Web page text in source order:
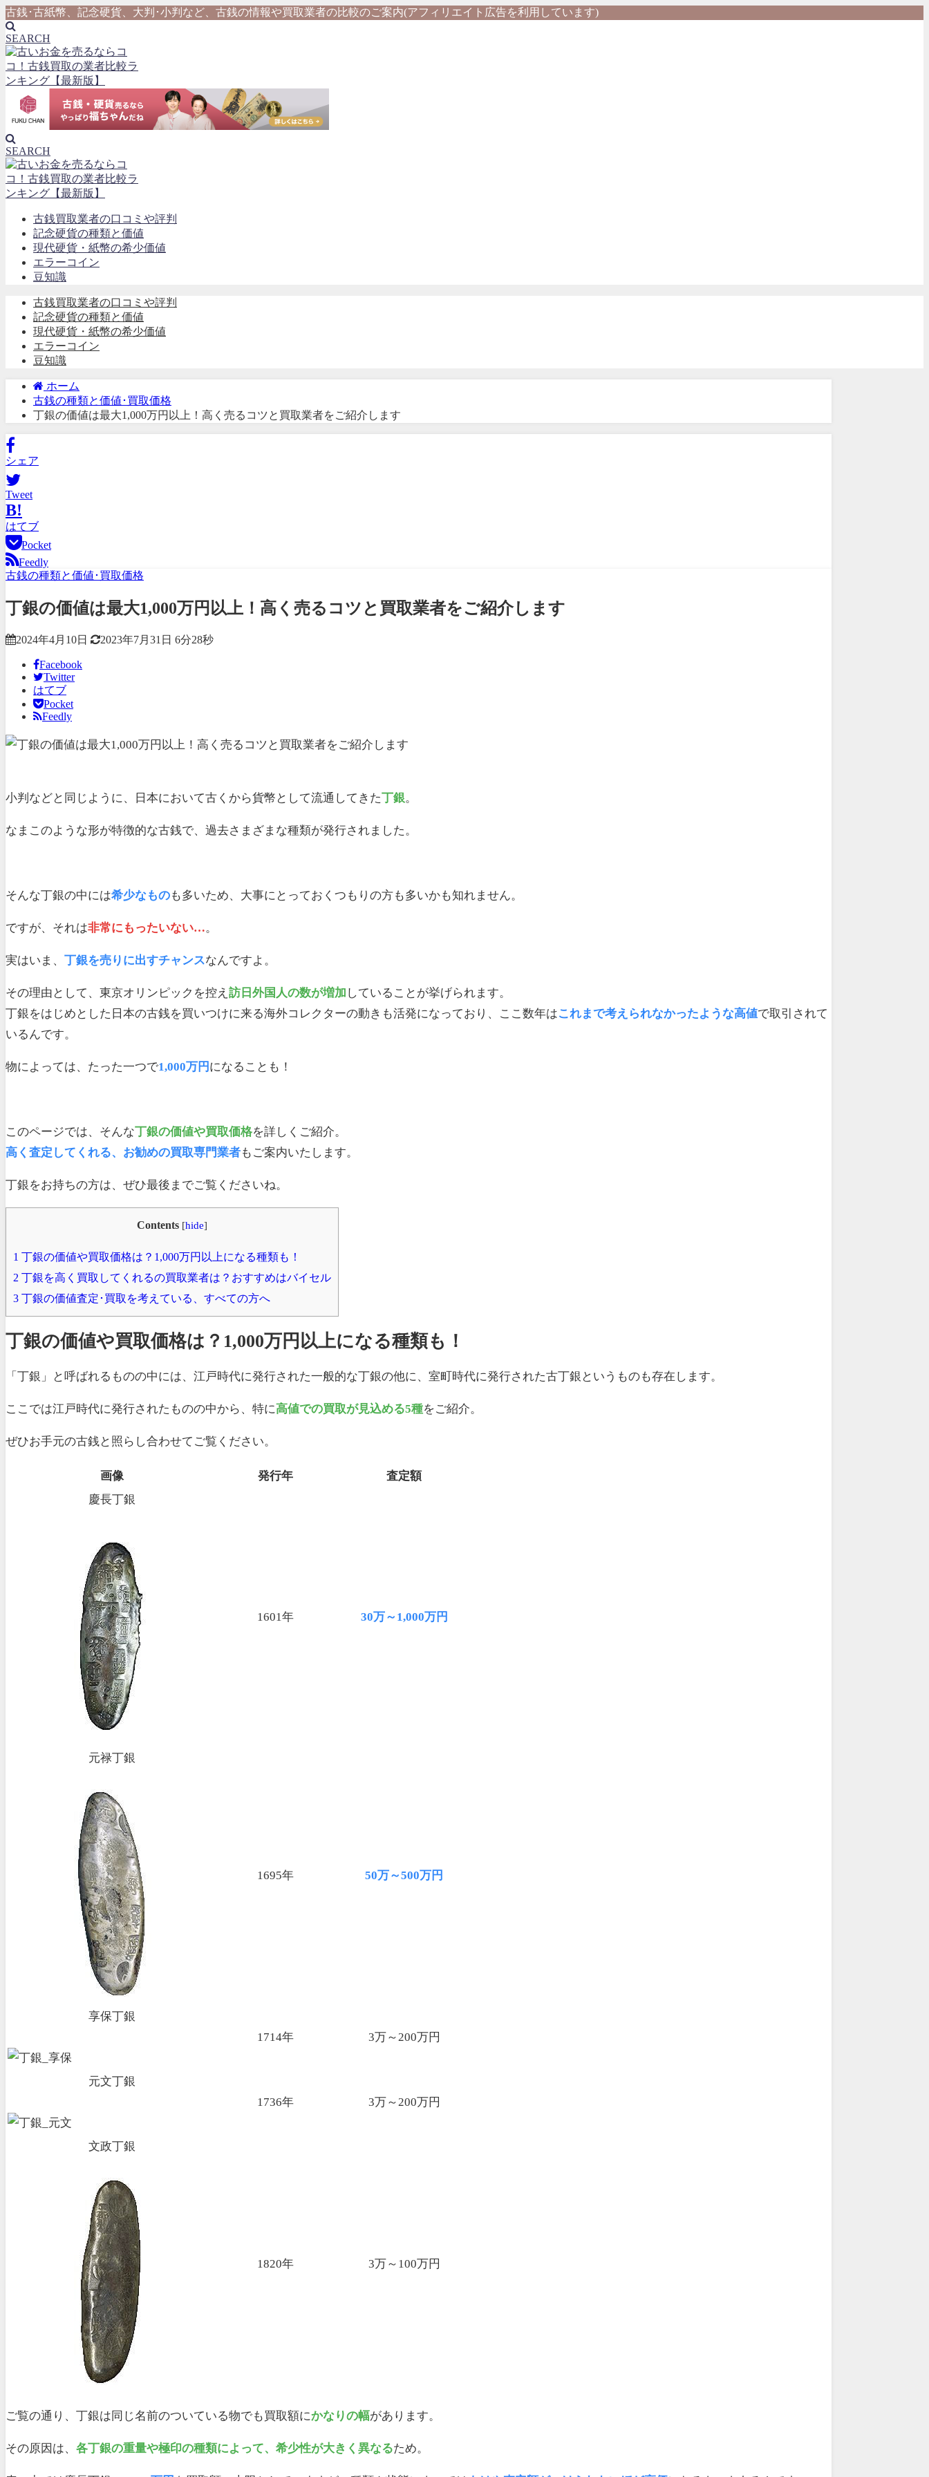
古銭･古紙幣、記念硬貨、大判･小判など、古銭の情報や買取業者の比較のご案内(アフィリエイト広告を利用しています)
SEARCH
SEARCH
古銭買取業者の口コミや評判
記念硬貨の種類と価値
現代硬貨・紙幣の希少価値
エラーコイン
豆知識
古銭買取業者の口コミや評判
記念硬貨の種類と価値
現代硬貨・紙幣の希少価値
エラーコイン
豆知識
ホーム
古銭の種類と価値･買取価格
丁銀の価値は最大1,000万円以上！高く売るコツと買取業者をご紹介します
シェア
Tweet
B!
はてブ
Pocket
Feedly
古銭の種類と価値･買取価格
丁銀の価値は最大1,000万円以上！高く売るコツと買取業者をご紹介します
2024年4月10日 2023年7月31日 6分28秒
Facebook
Twitter
はてブ
Pocket
Feedly
小判などと同じように、日本において古くから貨幣として流通してきた丁銀。
なまこのような形が特徴的な古銭で、過去さまざまな種類が発行されました。
そんな丁銀の中には希少なものも多いため、大事にとっておくつもりの方も多いかも知れません。
ですが、それは非常にもったいない…。
実はいま、 丁銀を売りに出すチャンスなんですよ。
その理由として、東京オリンピックを控え 訪日外国人の数が増加 していることが挙げられます。
丁銀をはじめとした日本の古銭を買いつけに来る海外コレクターの動きも活発になっており、ここ数年はこれまで考えられなかったような高値で取引されて
いるんです。
物によっては、たった一つで1,000万円 になることも！
このページでは、そんな丁銀の価値や買取価格を詳しくご紹介。
高く査定してくれる、お勧めの買取専門業者もご案内いたします。
丁銀をお持ちの方は、ぜひ最後までご覧くださいね。
Contents [hide]
1 丁銀の価値や買取価格は？1,000万円以上になる種類も！
2 丁銀を高く買取してくれるの買取業者は？おすすめはバイセル
3 丁銀の価値査定･買取を考えている、すべての方へ
丁銀の価値や買取価格は？1,000万円以上になる種類も！
「丁銀」と呼ばれるものの中には、江戸時代に発行された一般的な丁銀の他に、室町時代に発行された古丁銀というものも存在します。
ここでは江戸時代に発行されたものの中から、特に高値での買取が見込める5種をご紹介。
ぜひお手元の古銭と照らし合わせてご覧ください。
画像 発行年
査定額
慶長丁銀
1601年 30万～1,000万円
元禄丁銀
1695年 50万～500万円
享保丁銀
1714年
3万～200万円
元文丁銀
1736年
3万～200万円
文政丁銀
1820年 3万～100万円
ご覧の通り、丁銀は同じ名前のついている物でも買取額にかなりの幅があります。
その原因は、 各丁銀の重量や極印の種類によって、希少性が大きく異なるため。